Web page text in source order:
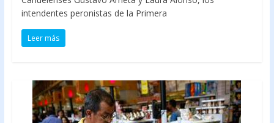
intendentes peronistas de la Primera
Leer más